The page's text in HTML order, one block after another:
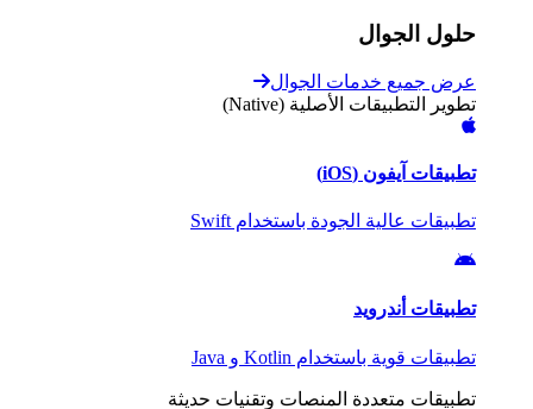
حلول الجوال
عرض جميع خدمات الجوال
تطوير التطبيقات الأصلية (Native)
تطبيقات آيفون (iOS)
تطبيقات عالية الجودة باستخدام Swift
تطبيقات أندرويد
تطبيقات قوية باستخدام Kotlin و Java
تطبيقات متعددة المنصات وتقنيات حديثة